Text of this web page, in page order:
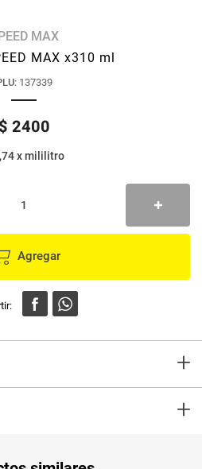
MAX
MAX x310 ml
: 137339
$ 2400
xmililitro
Agregar
+
+